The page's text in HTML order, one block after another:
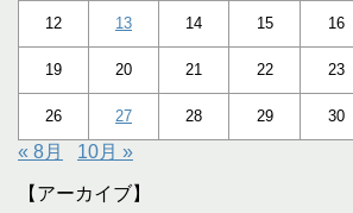
12 13 14 15 16
19 20 21 22 23
26 27 28 29 30
« 8月 10月 »
【アーカイブ】